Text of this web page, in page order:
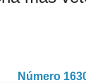
Número